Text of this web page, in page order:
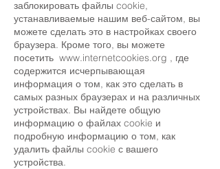
заблокировать файлы cookie,
устанавливаемые нашим веб-сайтом, вы
можете сделать это в настройках своего
браузера. Кроме того, вы можете
посетить www.internetcookies.org , где
содержится исчерпывающая
информация о том, как это сделать в
самых разных браузерах и на различных
устройствах. Вы найдете общую
информацию о файлах cookie и
подробную информацию о том, как
удалить файлы cookie с вашего
устройства.